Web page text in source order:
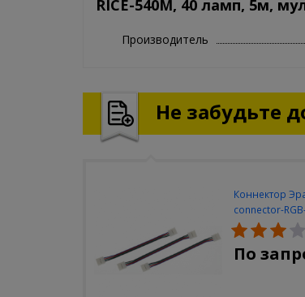
RICE-540M, 40 ламп, 5м,
Производитель
Не забудьте
Коннектор
connector-
(3шт/уп)
По